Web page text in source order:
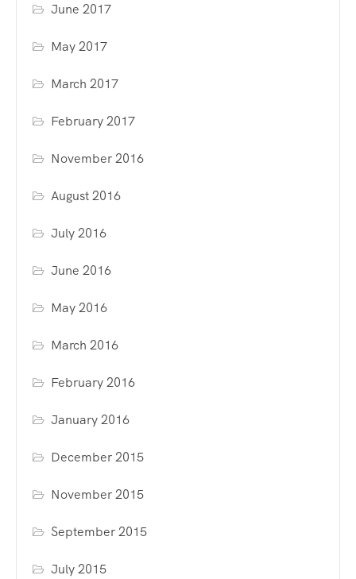
June 2017
May 2017
March 2017
February 2017
November 2016
August 2016
July 2016
June 2016
May 2016
March 2016
February 2016
January 2016
December 2015
November 2015
September 2015
July 2015